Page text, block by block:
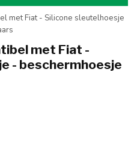
met Fiat - Silicone sleutelhoesje
met Fiat -
- beschermhoesje